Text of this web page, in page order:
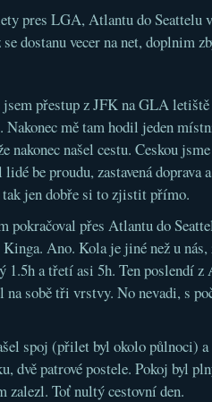
pres LGA, Atlantu do Seattelu
dostanu vecer na net, doplnim
přestup z JFK na GLA
mě tam hodil jeden
nakonec našel cestu. Ceskou
be proudu, zastavená doprava
jen dobře si to zjistit přímo.
pokračoval přes Atlantu do
Ano. Kola je jiné než u nás,
a třetí asi 5h. Ten poslendí z
na sobě tři vrstvy. No nevadi, s
spoj (přilet byl okolo půlnoci) a
dvě patrové postele. Pokoj byl
zalezl. Toť nultý cestovní den.